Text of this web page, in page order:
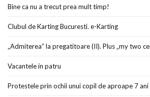
Bine ca nu a trecut prea mult timp!
Clubul de Karting Bucuresti. e-Karting
„Admiterea” la pregatitoare (II). Plus „my two
Vacantele in patru
Protestele prin ochii unui copil de aproape 7 ani